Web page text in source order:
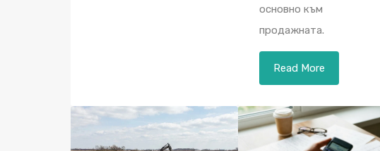
основно към
продажната.
Read More